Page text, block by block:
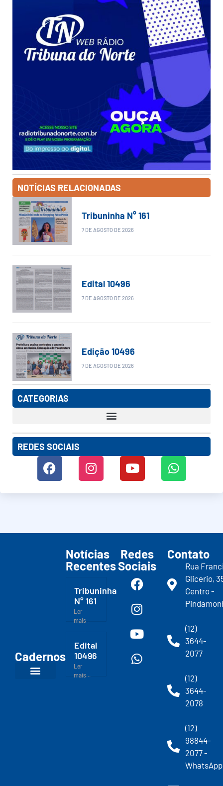
NOTÍCIAS RELACIONADAS
Tribuninha N° 161
7 DE AGOSTO DE 2026
Edital 10496
7 DE AGOSTO DE 2026
Edição 10496
7 DE AGOSTO DE 2026
CATEGORIAS
REDES SOCIAIS
Cadernos
Notícias
Recentes
Tribuninha
N° 161
Ler
mais...
Edital
10496
Ler
mais...
Redes
Sociais
Contato
Rua
Glicerio,
Centro -
(12)
3644-
2077
(12)
3644-
2078
(12)
98844-
2077 -
WhatsApp